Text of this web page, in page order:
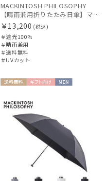
MACKINTOSH PHILOSOPHY
【晴雨兼用折りたたみ日傘】マッキントッシュ フィロソフィー（MACKINTOSH PHILOSOPHY）アンブレラ 遮光100 UV100 遮熱
￥13,200 (税込)
＃遮光100%
＃晴雨兼用
＃送料無料
＃UVカット
料
向け